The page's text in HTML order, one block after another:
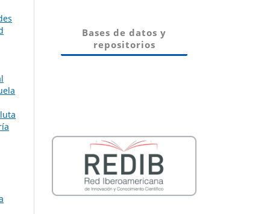
Bases de datos y
repositorios